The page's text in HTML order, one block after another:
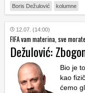
Boris Dežulović kolumne
12.07. (14:00)
FIFA vam materina, sve
Dežulović:
Bio je
kao
ćemo